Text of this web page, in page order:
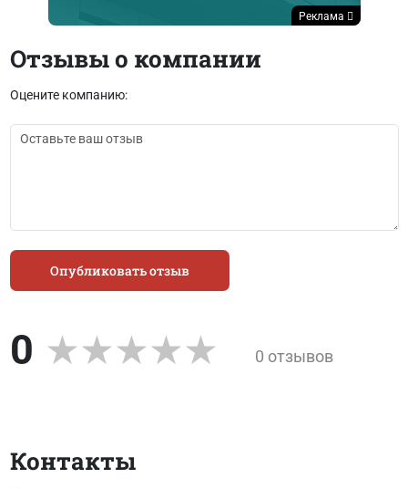
Реклама
Отзывы о компании
Оцените компанию:
Опубликовать отзыв
0 0 отзывов
Контакты